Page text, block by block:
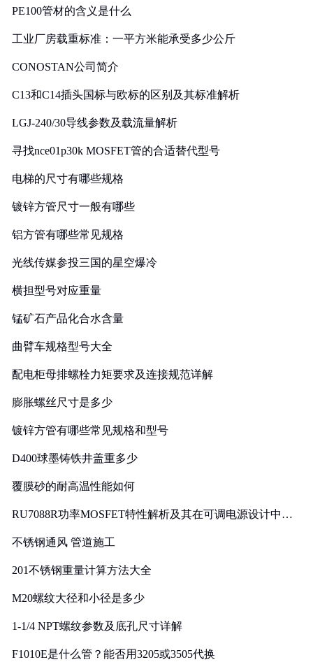
PE100管材的含义是什么
工业厂房载重标准：一平方米能承受多少公斤
CONOSTAN公司简介
C13和C14插头国标与欧标的区别及其标准解析
LGJ-240/30导线参数及载流量解析
寻找nce01p30k MOSFET管的合适替代型号
电梯的尺寸有哪些规格
镀锌方管尺寸一般有哪些
铝方管有哪些常见规格
光线传媒参投三国的星空爆冷
横担型号对应重量
锰矿石产品化合水含量
曲臂车规格型号大全
配电柜母排螺栓力矩要求及连接规范详解
膨胀螺丝尺寸是多少
镀锌方管有哪些常见规格和型号
D400球墨铸铁井盖重多少
覆膜砂的耐高温性能如何
RU7088R功率MOSFET特性解析及其在可调电源设计中的
不锈钢通风 管道施工
201不锈钢重量计算方法大全
M20螺纹大径和小径是多少
1-1/4 NPT螺纹参数及底孔尺寸详解
F1010E是什么管？能否用3205或3505代换